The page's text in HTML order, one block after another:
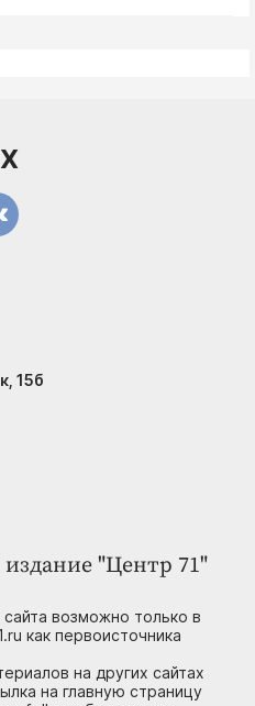
издание "Центр 71"
возможно только в
как первоисточника
на других сайтах
на главную страницу
15б